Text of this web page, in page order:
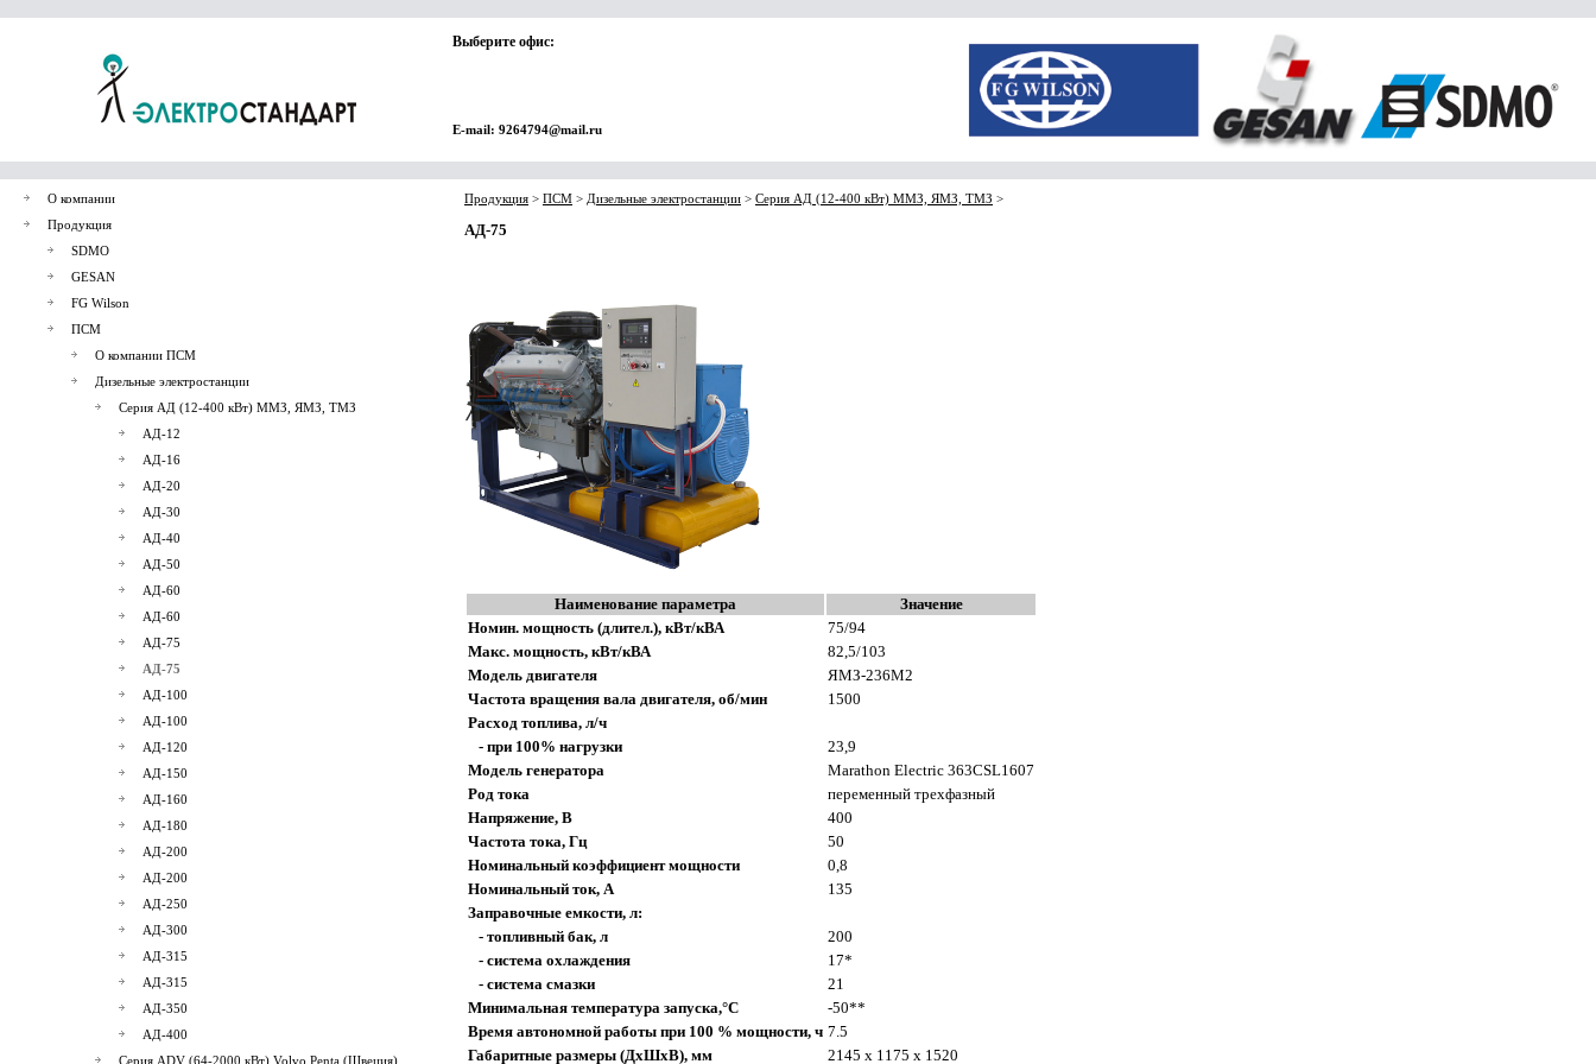
Выберите офис:
E-mail: 9264794@mail.ru
О компании
Продукция
SDMO
GESAN
FG Wilson
ПСМ
О компании ПСМ
Дизельные электростанции
Серия АД (12-400 кВт) ММЗ, ЯМЗ, ТМЗ
АД-12
АД-16
АД-20
АД-30
АД-40
АД-50
АД-60
АД-60
АД-75
АД-75
АД-100
АД-100
АД-120
АД-150
АД-160
АД-180
АД-200
АД-200
АД-250
АД-300
АД-315
АД-315
АД-350
АД-400
Серия ADV (64-2000 кВт) Volvo Penta (Швеция)
Продукция > ПСМ > Дизельные электростанции > Серия АД (12-400 кВт) ММЗ, ЯМЗ, ТМЗ >
АД-75
Наименование параметра
Значение
Номин. мощность (длител.), кВт/кВА
75/94
Макс. мощность, кВт/кВА
82,5/103
Модель двигателя
ЯМЗ-236М2
Частота вращения вала двигателя, об/мин
1500
Расход топлива, л/ч
- при 100% нагрузки
23,9
Модель генератора
Marathon Electric 363CSL1607
Род тока
переменный трехфазный
Напряжение, В
400
Частота тока, Гц
50
Номинальный коэффициент мощности
0,8
Номинальный ток, А
135
Заправочные емкости, л:
- топливный бак, л
200
- система охлаждения
17*
- система смазки
21
Минимальная температура запуска,°C
-50**
Время автономной работы при 100 % мощности, ч 7.5
Габаритные размеры (ДхШхВ), мм
2145 х 1175 х 1520